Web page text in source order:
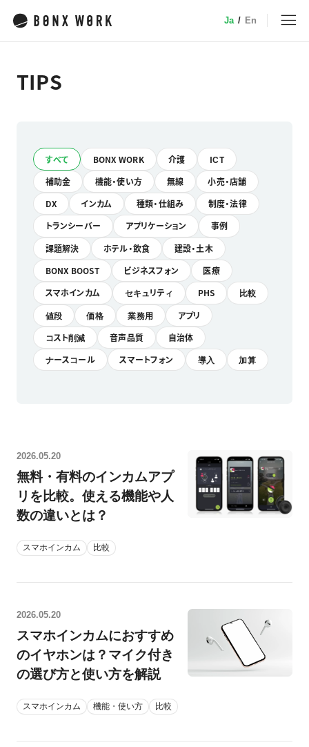
トップ
特徴・機能
デバイス
業種別ソリューション
小売
介護
建設・土木
ホテル・旅館
事例
料金
料金プラン
アプリ料金
TIPS
ニュースリリース
資料ダウンロード
ログイン
Ja / En
TIPS
すべて BONX WORK 介護
ICT
補助金
機能・使い方 無線
小売・店舗
DX
インカム 種類・仕組み
制度・法律
トランシーバー
アプリケーション
事例
課題解決
ホテル・飲食
建設・土木
BONX BOOST
ビジネスフォン
医療
スマホインカム
セキュリティ PHS
比較
値段
価格 業務用
アプリ
コスト削減
音声品質
自治体
ナースコール
スマートフォン 導入 加算
2026.05.20
無料・有料のインカムアプ
リを比較。使える機能や人
数の違いとは？
スマホインカム 比較
2026.05.20
スマホインカムにおすすめ
のイヤホンは？マイク付き
の選び方と使い方を解説
スマホインカム 機能・使い方 比較